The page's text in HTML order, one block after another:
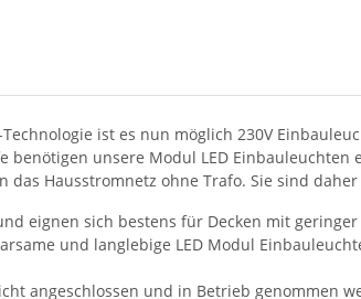
ist es nun möglich 230V
benötigen unsere Modul LED
das Hausstromnetz ohne Trafo. Sie sind
eignen sich bestens für Decken mit
und langlebige LED Modul
angeschlossen und in Betrieb genommen